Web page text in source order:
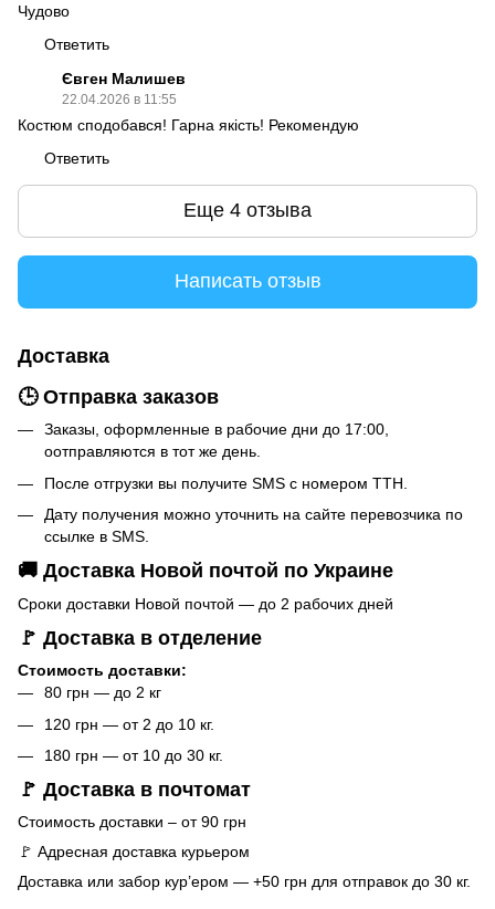
Чудово
Ответить
Євген Малишев
22.04.2026 в 11:55
Костюм сподобався! Гарна якість! Рекомендую
Ответить
Еще 4 отзыва
Написать отзыв
Доставка
🕒 Отправка заказов
Заказы, оформленные в рабочие дни до 17:00,
оотправляются в тот же день.
После отгрузки вы получите SMS с номером ТТН.
Дату получения можно уточнить на сайте перевозчика по
ссылке в SMS.
🚚 Доставка Новой почтой по Украине
Сроки доставки Новой почтой — до 2 рабочих дней
🚩 Доставка в отделение
Стоимость доставки:
80 грн — до 2 кг
120 грн — от 2 до 10 кг.
180 грн — от 10 до 30 кг.
🚩 Доставка в почтомат
Стоимость доставки – от 90 грн
🚩 Адресная доставка курьером
Доставка или забор кур’ером — +50 грн для отправок до 30 кг.